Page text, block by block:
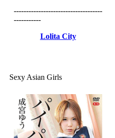
------------------------------------
-----------
Lolita City
Sexy Asian Girls